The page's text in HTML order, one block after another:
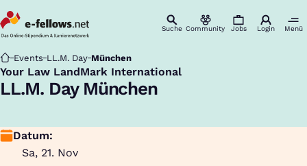
Suche Community Jobs Login Menü
Startseite
Events LL.M. Day München
Your Law LandMark International
:
LL.M. Day München
Datum:
Sa, 21. Nov